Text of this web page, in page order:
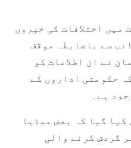
میں اختلافات کی خبروں
سے باضابطہ موقف
نے ان اطلاعات کو
حکومتی اداروں کے
ہے۔
گیا کہ بعض میڈیا
گردش کرنے والی